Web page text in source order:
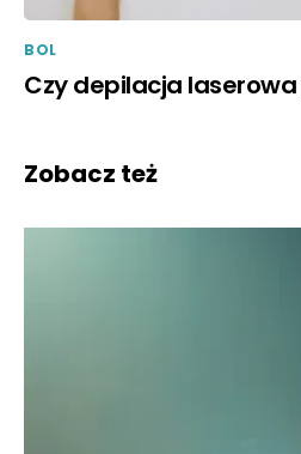
BOL
Czy depilacja
Zobacz też